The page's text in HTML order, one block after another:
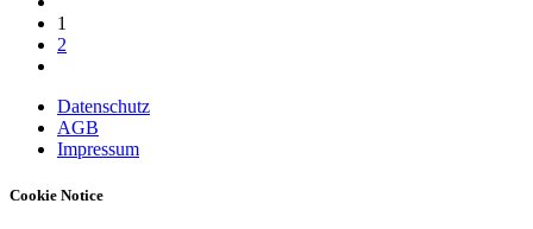
1
2
Datenschutz
AGB
Impressum
Cookie Notice